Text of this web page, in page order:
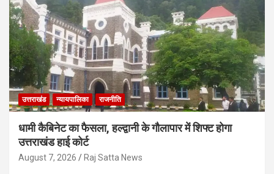
उत्तराखंड न्यायपालिका राजनीति
धामी कैबिनेट का फैसला, हल्द्वानी के गौलापार में शिफ्ट होगा
उत्तराखंड हाई कोर्ट
August 7, 2026 Raj Satta News